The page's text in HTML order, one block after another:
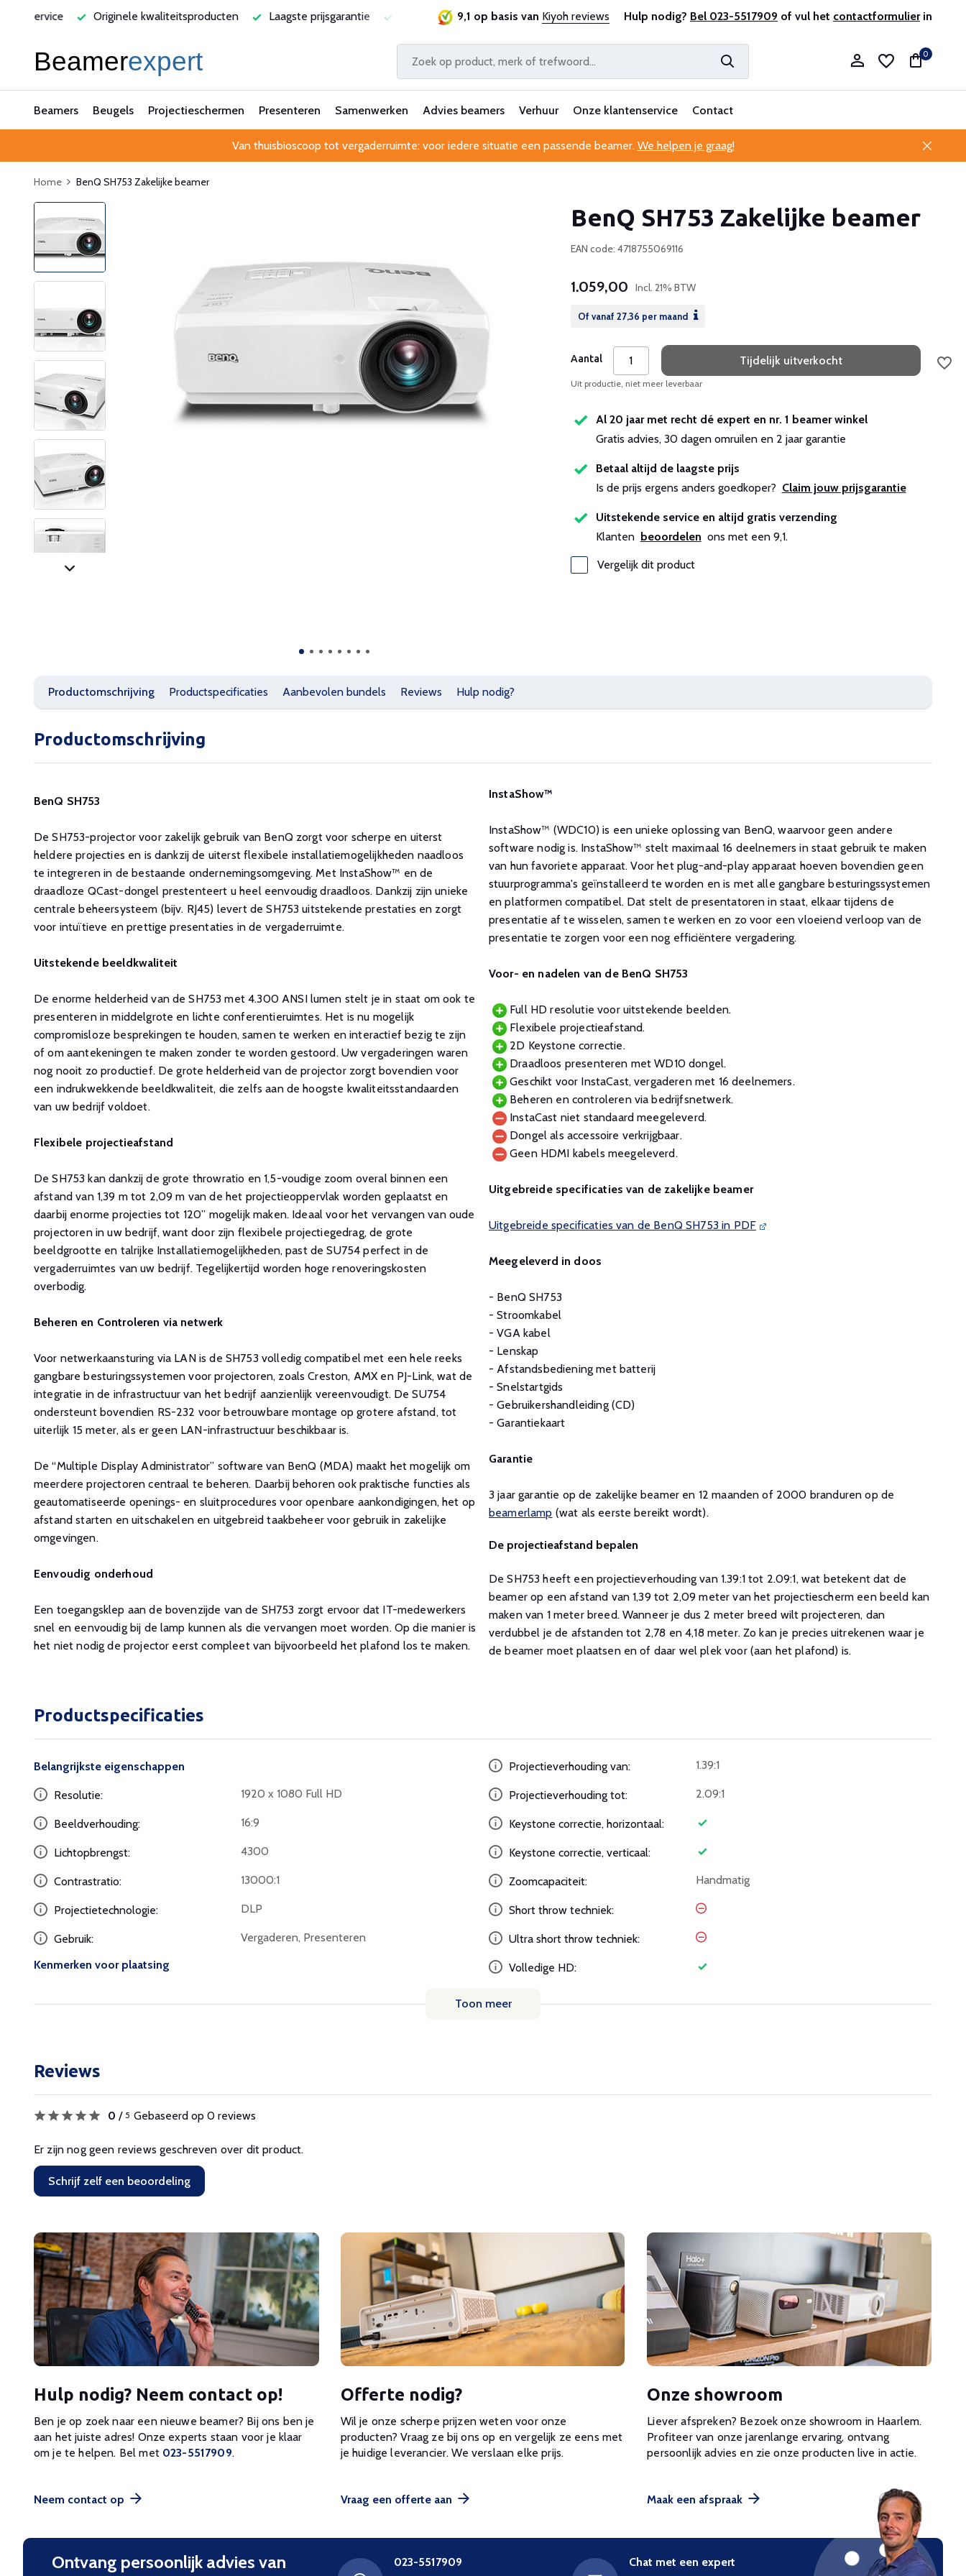
Originele kwaliteitsproducten Laagste prijsgarantie Al 25 jaar betrouwbaar en ervaren Professionele klantenservice
9,1 op basis van Kiyoh reviews Hulp nodig? Bel 023-5517909 of vul het contactformulierin
Account aanmaken
0
Beamers Beugels Projectieschermen Presenteren Samenwerken Advies beamers Verhuur Onze klantenservice Contact
Van thuisbioscoop tot vergaderruimte: voor iedere situatie een passende beamer. We helpen je graag!
Home BenQ SH753 Zakelijke beamer
BenQ SH753 Zakelijke beamer
EAN code: 4718755069116
1.059,00 Incl. 21% BTW
Of vanaf 27,36 per maand
Aantal Tijdelijk uitverkocht
Uit productie, niet meer leverbaar
Al 20 jaar met recht dé expert en nr. 1 beamer winkel
Gratis advies, 30 dagen omruilen en 2 jaar garantie
Betaal altijd de laagste prijs
Is de prijs ergens anders goedkoper? Claim jouw prijsgarantie
Uitstekende service en altijd gratis verzending
Klanten beoordelen ons met een 9,1.
Vergelijk dit product
Productomschrijving Productspecificaties Aanbevolen bundels Reviews Hulp nodig?
Productomschrijving
BenQ SH753
De SH753-projector voor zakelijk gebruik van BenQ zorgt voor scherpe en uiterst
heldere projecties en is dankzij de uiterst flexibele installatiemogelijkheden naadloos
te integreren in de bestaande ondernemingsomgeving. Met InstaShow™ en de
draadloze QCast-dongel prestenteert u heel eenvoudig draadloos. Dankzij zijn unieke
centrale beheersysteem (bijv. RJ45) levert de SH753 uitstekende prestaties en zorgt
voor intuïtieve en prettige presentaties in de vergaderruimte.
Uitstekende beeldkwaliteit
De enorme helderheid van de SH753 met 4.300 ANSI lumen stelt je in staat om ook te
presenteren in middelgrote en lichte conferentieruimtes. Het is nu mogelijk
compromisloze besprekingen te houden, samen te werken en interactief bezig te zijn
of om aantekeningen te maken zonder te worden gestoord. Uw vergaderingen waren
nog nooit zo productief. De grote helderheid van de projector zorgt bovendien voor
een indrukwekkende beeldkwaliteit, die zelfs aan de hoogste kwaliteitsstandaarden
van uw bedrijf voldoet.
Flexibele projectieafstand
De SH753 kan dankzij de grote throwratio en 1,5-voudige zoom overal binnen een
afstand van 1,39 m tot 2,09 m van de het projectieoppervlak worden geplaatst en
daarbij enorme projecties tot 120” mogelijk maken. Ideaal voor het vervangen van oude
projectoren in uw bedrijf, want door zijn flexibele projectiegedrag, de grote
beeldgrootte en talrijke Installatiemogelijkheden, past de SU754 perfect in de
vergaderruimtes van uw bedrijf. Tegelijkertijd worden hoge renoveringskosten
overbodig.
Beheren en Controleren via netwerk
Voor netwerkaansturing via LAN is de SH753 volledig compatibel met een hele reeks
gangbare besturingssystemen voor projectoren, zoals Creston, AMX en PJ-Link, wat de
integratie in de infrastructuur van het bedrijf aanzienlijk vereenvoudigt. De SU754
ondersteunt bovendien RS-232 voor betrouwbare montage op grotere afstand, tot
uiterlijk 15 meter, als er geen LAN-infrastructuur beschikbaar is.
De “Multiple Display Administrator” software van BenQ (MDA) maakt het mogelijk om
meerdere projectoren centraal te beheren. Daarbij behoren ook praktische functies als
geautomatiseerde openings- en sluitprocedures voor openbare aankondigingen, het op
afstand starten en uitschakelen en uitgebreid taakbeheer voor gebruik in zakelijke
omgevingen.
Eenvoudig onderhoud
Een toegangsklep aan de bovenzijde van de SH753 zorgt ervoor dat IT-medewerkers
snel en eenvoudig bij de lamp kunnen als die vervangen moet worden. Op die manier is
het niet nodig de projector eerst compleet van bijvoorbeeld het plafond los te maken.
InstaShow™
InstaShow™ (WDC10) is een unieke oplossing van BenQ, waarvoor geen andere
software nodig is. InstaShow™ stelt maximaal 16 deelnemers in staat gebruik te maken
van hun favoriete apparaat. Voor het plug-and-play apparaat hoeven bovendien geen
stuurprogramma's geïnstalleerd te worden en is met alle gangbare besturingssystemen
en platformen compatibel. Dat stelt de presentatoren in staat, elkaar tijdens de
presentatie af te wisselen, samen te werken en zo voor een vloeiend verloop van de
presentatie te zorgen voor een nog efficiëntere vergadering.
Voor- en nadelen van de BenQ SH753
Full HD resolutie voor uitstekende beelden.
Flexibele projectieafstand.
2D Keystone correctie.
Draadloos presenteren met WD10 dongel.
Geschikt voor InstaCast, vergaderen met 16 deelnemers.
Beheren en controleren via bedrijfsnetwerk.
InstaCast niet standaard meegeleverd.
Dongel als accessoire verkrijgbaar.
Geen HDMI kabels meegeleverd.
Uitgebreide specificaties van de zakelijke beamer
Uitgebreide specificaties van de BenQ SH753 in PDF
Meegeleverd in doos
- BenQ SH753
- Stroomkabel
- VGA kabel
- Lenskap
- Afstandsbediening met batterij
- Snelstartgids
- Gebruikershandleiding (CD)
- Garantiekaart
Garantie
3 jaar garantie op de zakelijke beamer en 12 maanden of 2000 branduren op de
beamerlamp (wat als eerste bereikt wordt).
De projectieafstand bepalen
De SH753 heeft een projectieverhouding van 1.39:1 tot 2.09:1, wat betekent dat de
beamer op een afstand van 1,39 tot 2,09 meter van het projectiescherm een beeld kan
maken van 1 meter breed. Wanneer je dus 2 meter breed wilt projecteren, dan
verdubbel je de afstanden tot 2,78 en 4,18 meter. Zo kan je precies uitrekenen waar je
de beamer moet plaatsen en of daar wel plek voor (aan het plafond) is.
Productspecificaties
Belangrijkste eigenschappen
Resolutie: 1920 x 1080 Full HD
Beeldverhouding: 16:9
Lichtopbrengst: 4300
Contrastratio: 13000:1
Projectietechnologie: DLP
Gebruik:
Vergaderen, Presenteren
Kenmerken voor plaatsing
Projectieverhouding van: 1.39:1
Projectieverhouding tot: 2.09:1
Keystone correctie, horizontaal:
Keystone correctie, verticaal:
Zoomcapaciteit: Handmatig
Short throw techniek:
Ultra short throw techniek:
Volledige HD:
Toon meer
Reviews
0 / 5 Gebaseerd op 0 reviews
Er zijn nog geen reviews geschreven over dit product.
Schrijf zelf een beoordeling
Hulp nodig? Neem contact op!
Ben je op zoek naar een nieuwe beamer? Bij ons ben je
aan het juiste adres! Onze experts staan voor je klaar
om je te helpen. Bel met 023-5517909.
Neem contact op
Offerte nodig?
Wil je onze scherpe prijzen weten voor onze
producten? Vraag ze bij ons op en vergelijk ze eens met
je huidige leverancier. We verslaan elke prijs.
Vraag een offerte aan
Onze showroom
Liever afspreken? Bezoek onze showroom in Haarlem.
Profiteer van onze jarenlange ervaring, ontvang
persoonlijk advies en zie onze producten live in actie.
Maak een afspraak
Ontvang persoonlijk advies van
023-5517909 Chat met een expert